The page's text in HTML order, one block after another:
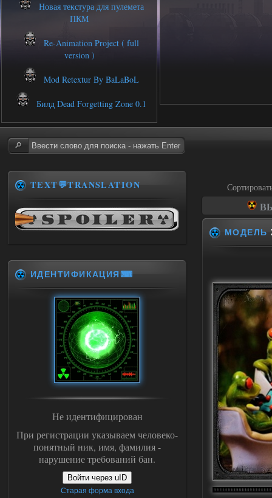
Новая текстура для пулемета
ПКМ
Re-Animation Project ( full
version )
Mod Retextur By BaLaBoL
Билд Dead Forgetting Zone 0.1
МОДЕЛЬ
TEXT💬TRANSLATION
ИДЕНТИФИКАЦИЯ⌨
Не идентифицирован
При регистрации указываем человеко-
понятный ник, имя, фамилия -
нарушение требований бан.
Войти через uID
Старая форма входа